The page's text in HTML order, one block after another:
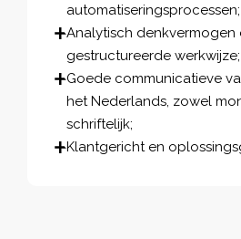
automatiseringsprocessen;
Analytisch denkvermogen
gestructureerde werkwijze;
Goede communicatieve
het Nederlands, zowel
schriftelijk;
Klantgericht en